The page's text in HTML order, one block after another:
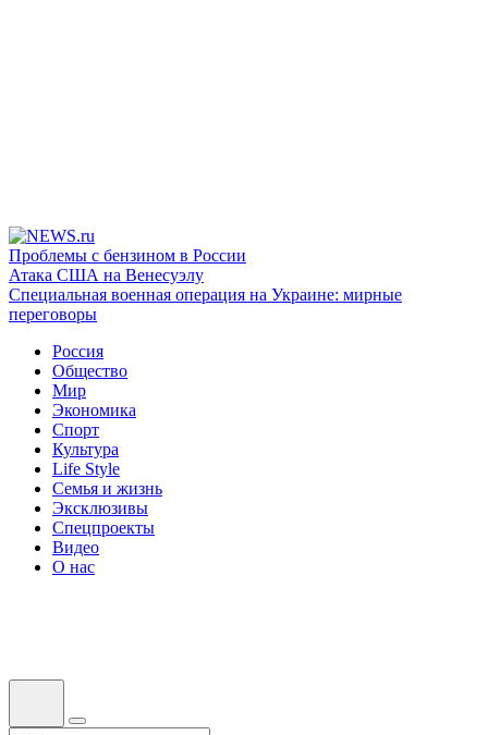
Проблемы с бензином в России
Атака США на Венесуэлу
Специальная военная операция на Украине: мирные
переговоры
Россия
Общество
Мир
Экономика
Спорт
Культура
Life Style
Семья и жизнь
Эксклюзивы
Спецпроекты
Видео
О нас